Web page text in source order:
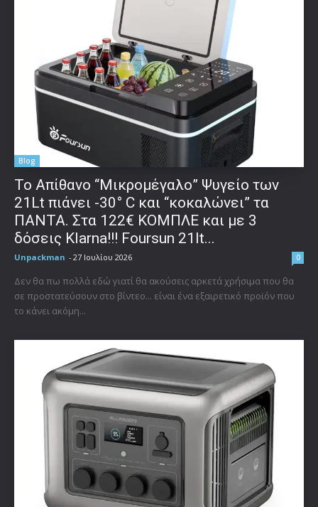
Blog
Το Απίθανο “Μικρομέγαλο” Ψυγείο των
21Lt πιάνει -30° C και “κοκαλώνει” τα
ΠΑΝΤΑ. Στα 122€ ΚΟΜΠΛΕ και με 3
δόσεις Klarna!!! Foursun 21lt...
Unpackman - 27 Ιουλίου 2026 0
Δεν θα πω πολλά εδώ γιατί θα ακούσεις αρκετά χρήσιμα που θα
σε προστατεύσουν στο βίντεο... είναι ένα εξαιρετικό προϊόν που
το κάνει ακόμη...